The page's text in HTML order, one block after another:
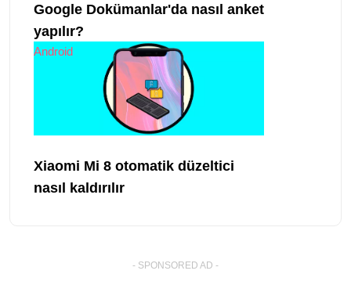
Google Dokümanlar'da nasıl anket
yapılır?
Android
Xiaomi Mi 8 otomatik düzeltici
nasıl kaldırılır
- SPONSORED AD -